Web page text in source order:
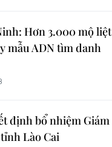
Hơn 3.000 mộ liệt
mẫu ADN tìm danh
định bổ nhiệm Giám
Lào Cai